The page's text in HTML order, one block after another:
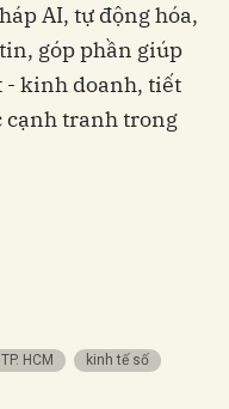
AI, tự động hóa,
góp phần giúp
- kinh doanh, tiết
cạnh tranh trong
TP. HCM kinh tế số